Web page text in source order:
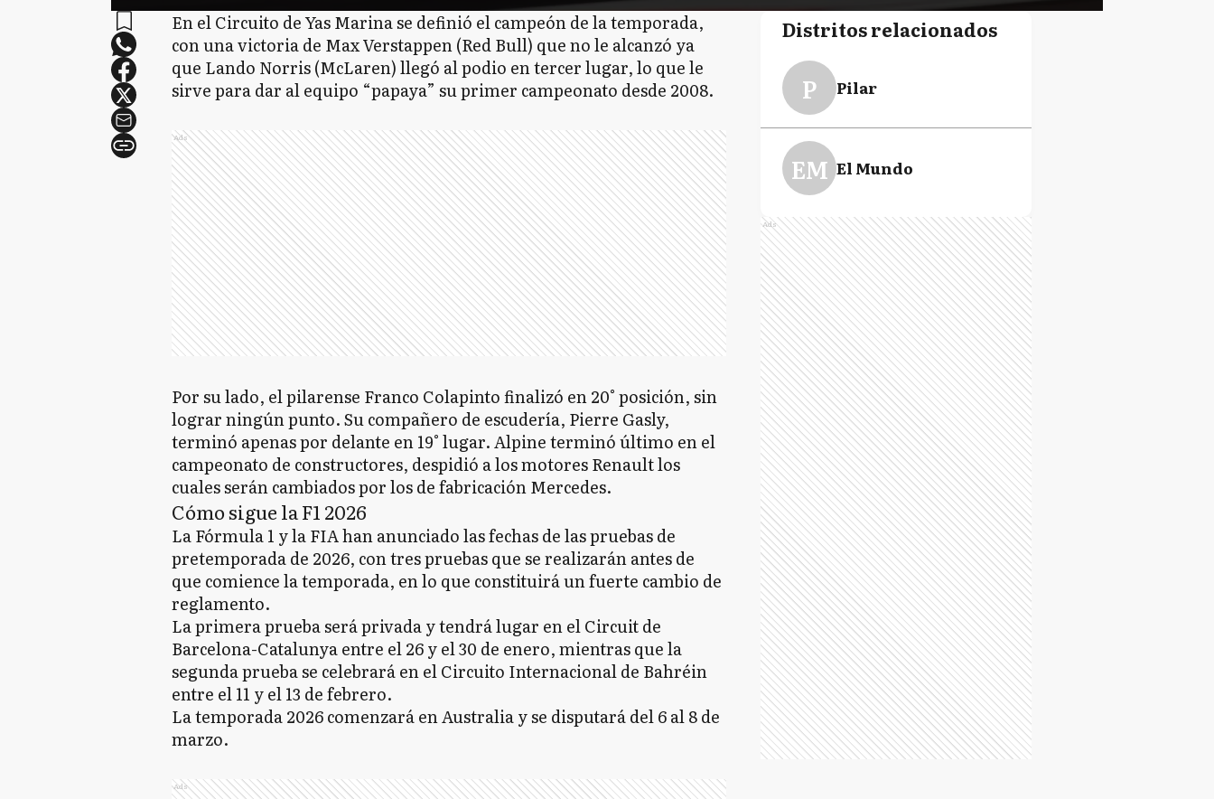
En el Circuito de Yas Marina se definió el campeón de la temporada,
con una victoria de Max Verstappen (Red Bull) que no le alcanzó ya
que Lando Norris (McLaren) llegó al podio en tercer lugar, lo que le
sirve para dar al equipo “papaya” su primer campeonato desde 2008.
Ads
Por su lado, el pilarense Franco Colapinto finalizó en 20° posición, sin
lograr ningún punto. Su compañero de escudería, Pierre Gasly,
terminó apenas por delante en 19° lugar. Alpine terminó último en el
campeonato de constructores, despidió a los motores Renault los
cuales serán cambiados por los de fabricación Mercedes.
Cómo sigue la F1 2026
La Fórmula 1 y la FIA han anunciado las fechas de las pruebas de
pretemporada de 2026, con tres pruebas que se realizarán antes de
que comience la temporada, en lo que constituirá un fuerte cambio de
reglamento.
La primera prueba será privada y tendrá lugar en el Circuit de
Barcelona-Catalunya entre el 26 y el 30 de enero, mientras que la
segunda prueba se celebrará en el Circuito Internacional de Bahréin
entre el 11 y el 13 de febrero.
La temporada 2026 comenzará en Australia y se disputará del 6 al 8 de
marzo.
Ads
Distritos relacionados
P Pilar
EM El Mundo
Ads